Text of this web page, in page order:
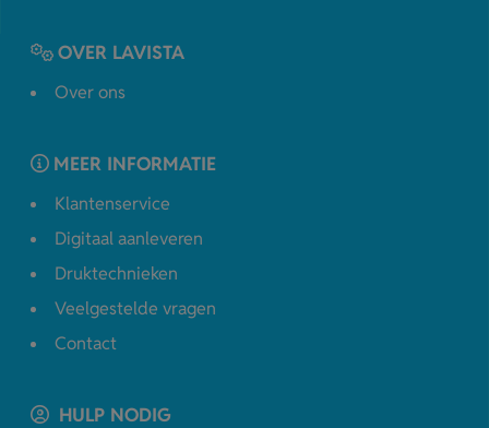
OVER LAVISTA
Over ons
MEER INFORMATIE
Klantenservice
Digitaal aanleveren
Druktechnieken
Veelgestelde vragen
Contact
HULP NODIG